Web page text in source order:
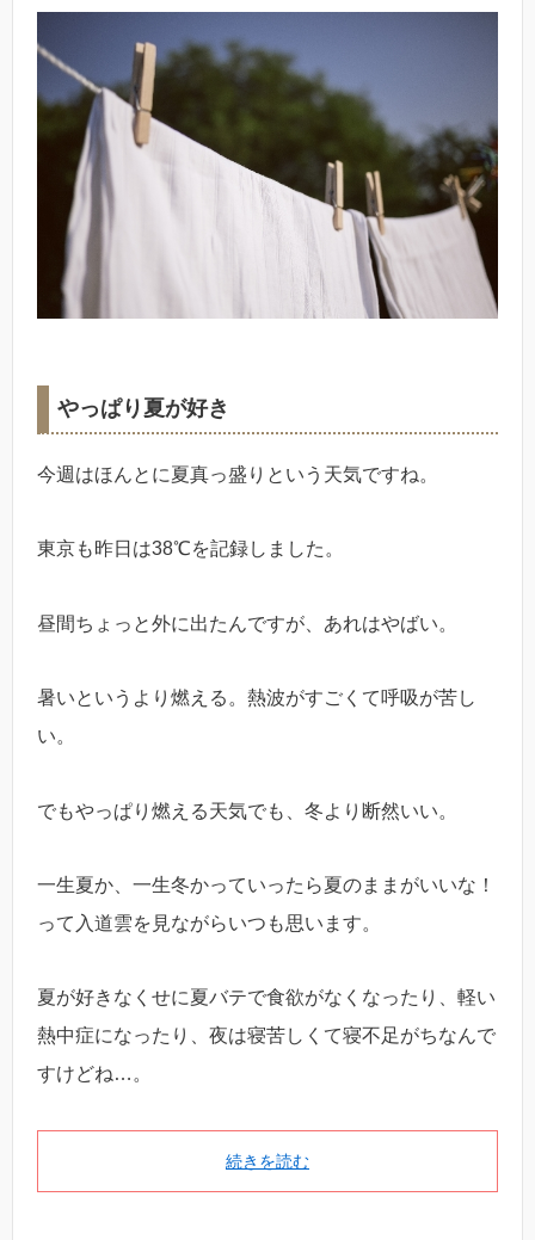
やっぱり夏が好き
今週はほんとに夏真っ盛りという天気ですね。
東京も昨日は38℃を記録しました。
昼間ちょっと外に出たんですが、あれはやばい。
暑いというより燃える。熱波がすごくて呼吸が苦し
い。
でもやっぱり燃える天気でも、冬より断然いい。
一生夏か、一生冬かっていったら夏のままがいいな！
って入道雲を見ながらいつも思います。
夏が好きなくせに夏バテで食欲がなくなったり、軽い
熱中症になったり、夜は寝苦しくて寝不足がちなんで
すけどね…。
続きを読む